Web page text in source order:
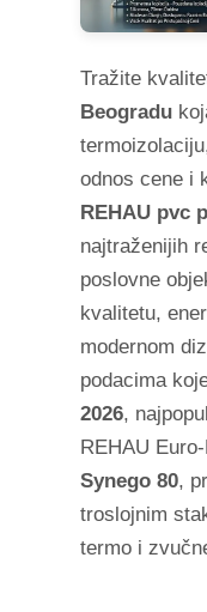
Tražite
Beogradu
odnos cene i
REHAU pvc
najtraženijih
poslovne
kvalitetu,
modernom
podacima
2026,
REHAU
Synego 80,
troslojnim
termo i